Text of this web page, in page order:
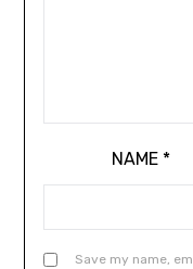
NAME *
Save my name,